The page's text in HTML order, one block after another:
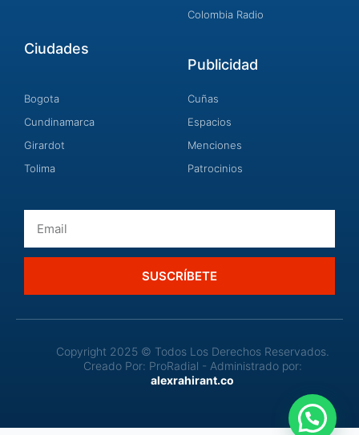
Colombia Radio
Ciudades
Bogota
Cundinamarca
Girardot
Tolima
Publicidad
Cuñas
Espacios
Menciones
Patrocinios
SUSCRÍBETE
Copyright 2025 © Todos Los Derechos Reservados.
Creado Por: ProRadial - Administrado por:
alexrahirant.co